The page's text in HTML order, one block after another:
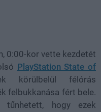
0:00-kor vette kezdetét
PlayStation State of
körülbelül félórás
felbukkanása fért bele.
tűnhetett, hogy ezek